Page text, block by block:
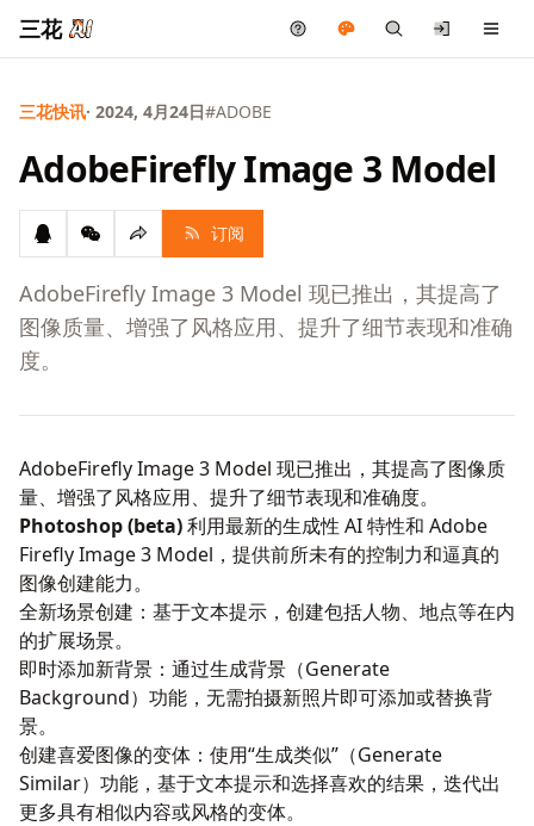
三花
三花快讯· 2024, 4月24日#ADOBE
AdobeFirefly Image 3 Model
订阅
AdobeFirefly Image 3 Model 现已推出，其提高了
图像质量、增强了风格应用、提升了细节表现和准确
度。
AdobeFirefly Image 3 Model 现已推出，其提高了图像质
量、增强了风格应用、提升了细节表现和准确度。
Photoshop (beta)利用最新的生成性 AI 特性和 Adobe
Firefly Image 3 Model，提供前所未有的控制力和逼真的
图像创建能力。
全新场景创建：基于文本提示，创建包括人物、地点等在内
的扩展场景。
即时添加新背景：通过生成背景（Generate
Background）功能，无需拍摄新照片即可添加或替换背
景。
创建喜爱图像的变体：使用“生成类似”（Generate
Similar）功能，基于文本提示和选择喜欢的结果，迭代出
更多具有相似内容或风格的变体。